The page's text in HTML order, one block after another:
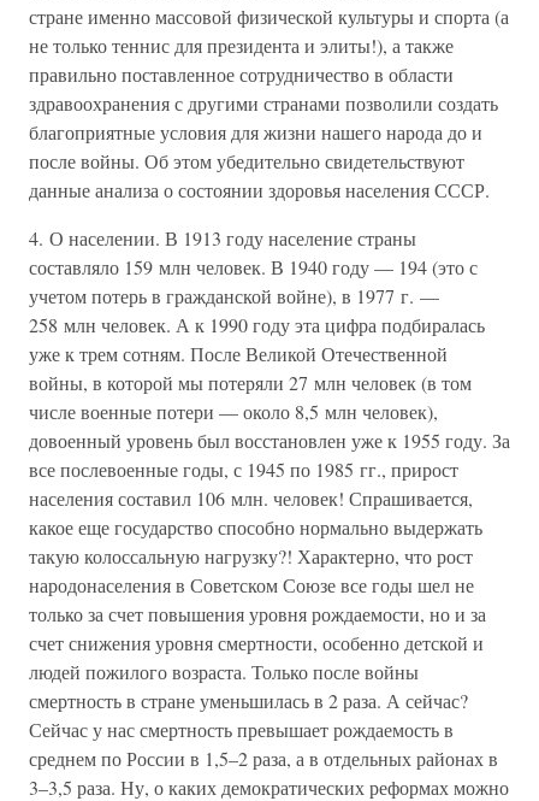
стране именно массовой физической культуры и спорта (а
не только теннис для президента и элиты!), а также
правильно поставленное сотрудничество в области
здравоохранения с другими странами позволили создать
благоприятные условия для жизни нашего народа до и
после войны. Об этом убедительно свидетельствуют
данные анализа о состоянии здоровья населения СССР.
4. О населении. В 1913 году население страны
составляло 159 млн человек. В 1940 году — 194 (это с
учетом потерь в гражданской войне), в 1977 г. —
258 млн человек. А к 1990 году эта цифра подбиралась
уже к трем сотням. После Великой Отечественной
войны, в которой мы потеряли 27 млн человек (в том
числе военные потери — около 8,5 млн человек),
довоенный уровень был восстановлен уже к 1955 году. За
все послевоенные годы, с 1945 по 1985 гг., прирост
населения составил 106 млн. человек! Спрашивается,
какое еще государство способно нормально выдержать
такую колоссальную нагрузку?! Характерно, что рост
народонаселения в Советском Союзе все годы шел не
только за счет повышения уровня рождаемости, но и за
счет снижения уровня смертности, особенно детской и
людей пожилого возраста. Только после войны
смертность в стране уменьшилась в 2 раза. А сейчас?
Сейчас у нас смертность превышает рождаемость в
среднем по России в 1,5–2 раза, а в отдельных районах в
3–3,5 раза. Ну, о каких демократических реформах можно